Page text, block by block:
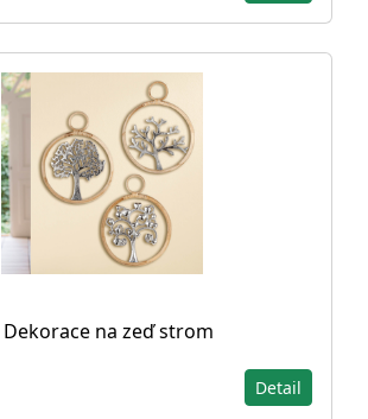
Dekorace na zeď strom
Detail